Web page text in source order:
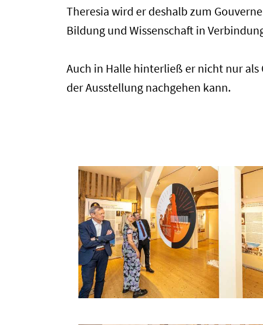
Theresia wird er deshalb zum
Bildung und Wissenschaft in
Auch in Halle hinterließ er nicht nur als
der Ausstellung nachgehen kann.